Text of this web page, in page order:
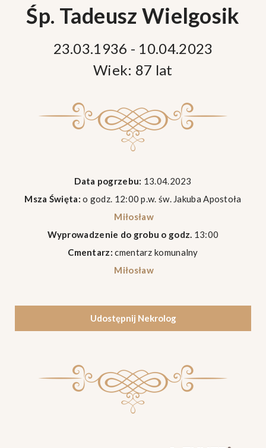
Śp. Tadeusz Wielgosik
23.03.1936 - 10.04.2023
Wiek: 87 lat
Data pogrzebu: 13.04.2023
Msza Święta: o godz. 12:00 p.w. św. Jakuba Apostoła
Miłosław
Wyprowadzenie do grobu o godz. 13:00
Cmentarz: cmentarz komunalny
Miłosław
Udostępnij Nekrolog